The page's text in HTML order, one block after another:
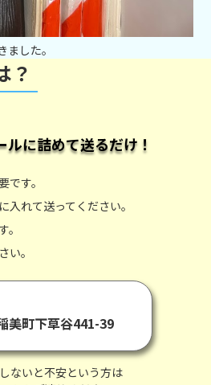
した。
？
に詰めて送るだけ！
です。
入れて送ってください。
い。
美町下草谷441-39
ないと不安という方は